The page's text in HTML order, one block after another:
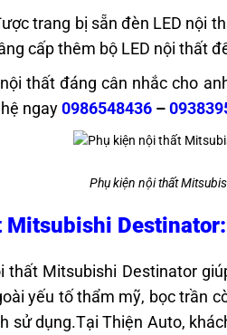
trang bị sẵn đèn LED nội
cấp thêm bộ LED nội thất
thất đáng cân nhắc cho
ngay0986548436 –
Phụ kiện nội thất
thất Mitsubishi Destinator
yếu tố thẩm mỹ, bọc trần
sử dụng.Tại Thiện Auto,